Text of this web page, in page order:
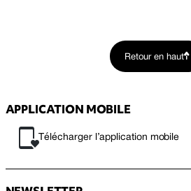
Retour en haut
APPLICATION MOBILE
Télécharger l’application mobile